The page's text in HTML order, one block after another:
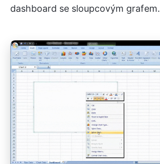
dashboard se sloupcovým grafem.